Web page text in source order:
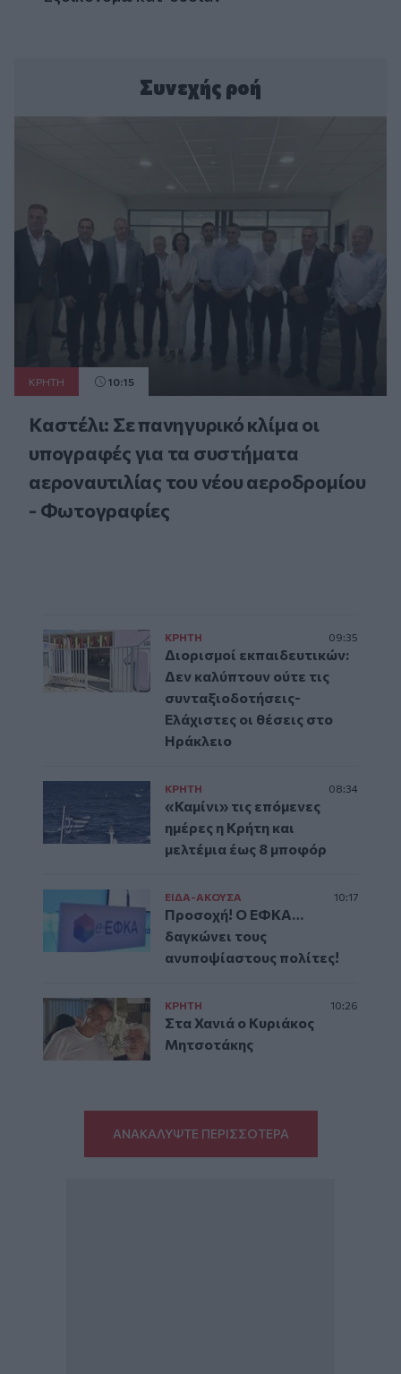
Συνεχής ροή
ΚΡΗΤΗ 10:15
Καστέλι: Σε πανηγυρικό κλίμα οι
υπογραφές για τα συστήματα
αεροναυτιλίας του νέου αεροδρομίου
- Φωτογραφίες
ΚΡΗΤΗ 09:35
Διορισμοί εκπαιδευτικών:
Δεν καλύπτουν ούτε τις
συνταξιοδοτήσεις-
Ελάχιστες οι θέσεις στο
Ηράκλειο
ΚΡΗΤΗ 08:34
«Καμίνι» τις επόμενες
ημέρες η Κρήτη και
μελτέμια έως 8 μποφόρ
ΕΙΔΑ-ΑΚΟΥΣΑ 10:17
Προσοχή! Ο ΕΦΚΑ…
δαγκώνει τους
ανυποψίαστους πολίτες!
ΚΡΗΤΗ 10:26
Στα Χανιά ο Κυριάκος
Μητσοτάκης
ΑΝΑΚΑΛΥΨΤΕ ΠΕΡΙΣΣΟΤΕΡΑ